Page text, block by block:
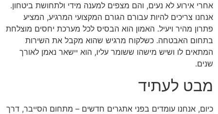
אחרי אירוע לא נעים, והם מצפים למענה מידי ולתחושת ביטחון.
אנחנו צריכים להיות עבורם הגורם המקצועי המרגיע, המציע
פתרון מהיר ויעיל. האמון הוא הבסיס לכל מערכת יחסים מוצלחת
בתחום האבטחה. כשלקוח מרגיש שהוא מקבל את השירות
המתאים לו ושיש מישהו ששומר עליו, הוא יישאר נאמן לאורך
שנים.
מבט לעתיד
כיום, אנחנו עומדים בפני אתגרים חדשים – מתחום הסייבר, דרך